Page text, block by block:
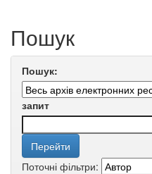
Пошук
Пошук:
запит
Поточні фільтри: